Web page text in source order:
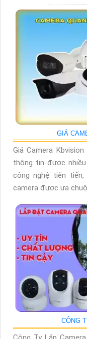
GIÁ
Giá Camera
thông tin được
công nghệ tiên
camera được ưa
CÔNG